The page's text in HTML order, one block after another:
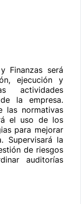
Finanzas será
ejecución y
actividades
la empresa.
las normativas
el uso de los
para mejorar
Supervisará la
de riesgos
auditorías